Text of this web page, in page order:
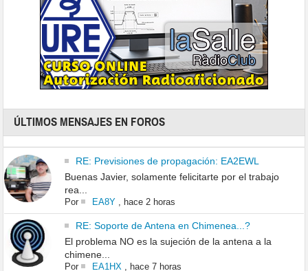
ÚLTIMOS MENSAJES EN FOROS
RE: Previsiones de propagación: EA2EWL
Buenas Javier, solamente felicitarte por el trabajo
rea...
Por EA8Y, hace 2 horas
RE: Soporte de Antena en Chimenea...?
El problema NO es la sujeción de la antena a la
chimene...
Por EA1HX hace 7 horas